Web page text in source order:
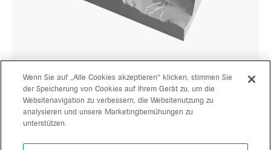
progetti
gerd bergmeister arch
Wenn Sie auf „Alle Cookies akzeptieren“ klicken, stimmen Sie
der Speicherung von Cookies auf Ihrem Gerät zu, um die
Websitenavigation zu verbessern, die Websitenutzung zu
analysieren und unsere Marketingbemühungen zu
unterstützen.